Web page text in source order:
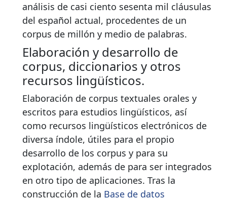
análisis de casi ciento sesenta mil cláusulas
del español actual, procedentes de un
corpus de millón y medio de palabras.
Elaboración y desarrollo de
corpus, diccionarios y otros
recursos lingüísticos.
Elaboración de corpus textuales orales y
escritos para estudios lingüísticos, así
como recursos lingüísticos electrónicos de
diversa índole, útiles para el propio
desarrollo de los corpus y para su
explotación, además de para ser integrados
en otro tipo de aplicaciones. Tras la
construcción de la Base de datos